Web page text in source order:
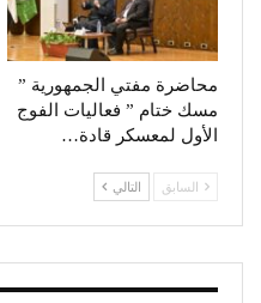
محاضرة مفتي الجمهورية ”
مسك ختام ” فعاليات الفوج
الأول لمعسكر قادة…
السابق التالي